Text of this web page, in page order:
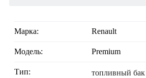
Марка: Renault
Модель: Premium
Тип: топливный бак